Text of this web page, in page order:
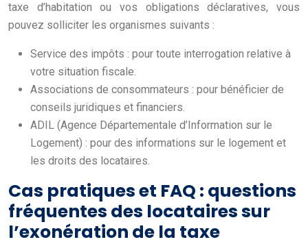
taxe d’habitation ou vos obligations déclaratives, vous
pouvez solliciter les organismes suivants :
Service des impôts : pour toute interrogation relative à
votre situation fiscale.
Associations de consommateurs : pour bénéficier de
conseils juridiques et financiers.
ADIL (Agence Départementale d’Information sur le
Logement) : pour des informations sur le logement et
les droits des locataires.
Cas pratiques et FAQ : questions
fréquentes des locataires sur
l’exonération de la taxe